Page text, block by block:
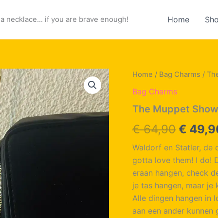
necklace... if you are brave enough! Home
Home / Bag Charms /
Bag Charms
The Muppet
€64,90
prijs
was:
€
€
Waldorf en Statler, de
gotta love them! I do!
eraan hangen, check
je tas hangen, maar
Alle dingen hangen in
aan een ander